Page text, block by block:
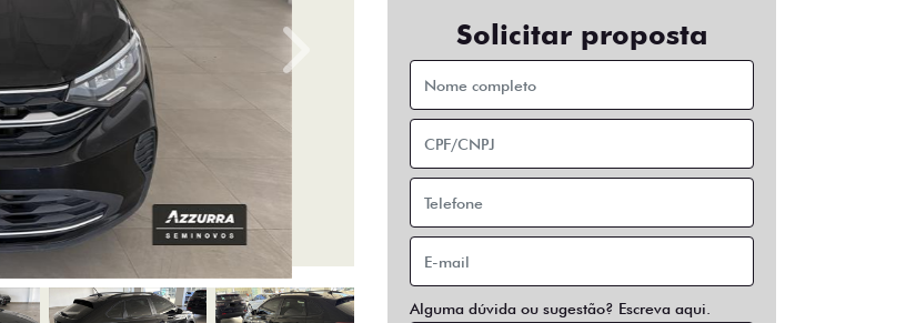
Next
Solicitar proposta
Alguma dúvida ou sugestão? Escreva aqui.